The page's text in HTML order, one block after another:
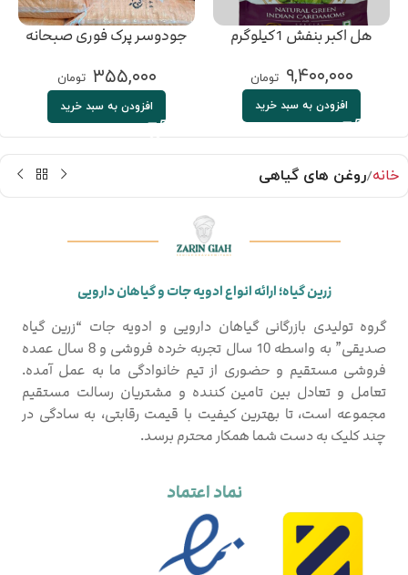
هل اکبر بنفش 1کیلوگرم
۹,۴۰۰,۰۰۰ تومان
افزودن به سبد خرید
جودوسر پرک فوری صبحانه
۳۵۵,۰۰۰ تومان
افزودن به سبد خرید
خانه روغن های گیاهی
زرین گیاه؛ ارائه انواع ادویه جات و گیاهان دارویی
گروه تولیدی بازرگانی گیاهان دارویی و ادویه جات “زرین گیاه
صدیقی” به واسطه 10 سال تجربه خرده فروشی و 8 سال عمده
فروشی مستقیم و حضوری از تیم خانوادگی ما به عمل آمده.
تعامل و تعادل بین تامین کننده و مشتریان رسالت مستقیم
مجموعه است، تا بهترین کیفیت با قیمت رقابتی، به سادگی در
چند کلیک به دست شما همکار محترم برسد.
نماد اعتماد